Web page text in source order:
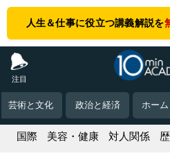
人生＆仕事に役立つ講義解説を
注目
芸術と文化 政治と経済 ホーム
国際 美容・健康 対人関係